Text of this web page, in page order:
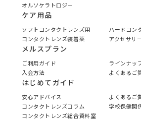
オルソケラトロジー
ケア用品
ソフトコンタクトレンズ用
ハードコン
コンタクトレンズ装着薬
アクセサリ
メルスプラン
ご利用ガイド
ラインナッ
入会方法
よくあるご
はじめてガイド
安心アドバイス
よくあるご
コンタクトレンズコラム
学校保健関
コンタクトレンズ総合資料室